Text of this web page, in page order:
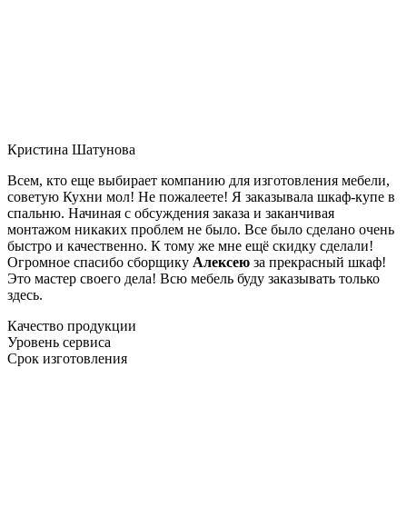
Кристина Шатунова
Всем, кто еще выбирает компанию для изготовления мебели,
советую Кухни мол! Не пожалеете! Я заказывала шкаф-купе в
спальню. Начиная с обсуждения заказа и заканчивая
монтажом никаких проблем не было. Все было сделано очень
быстро и качественно. К тому же мне ещё скидку сделали!
Огромное спасибо сборщику Алексею за прекрасный шкаф!
Это мастер своего дела! Всю мебель буду заказывать только
здесь.
Качество продукции
Уровень сервиса
Срок изготовления